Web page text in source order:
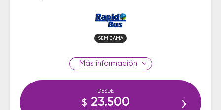
SEMICAMA
información
DESDE
$ 23.500